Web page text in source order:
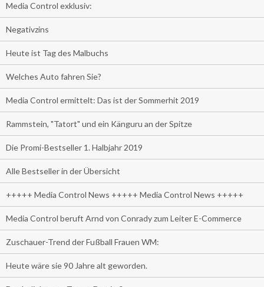
Media Control exklusiv:
Negativzins
Heute ist Tag des Malbuchs
Welches Auto fahren Sie?
Media Control ermittelt: Das ist der Sommerhit 2019
Rammstein, "Tatort" und ein Känguru an der Spitze
Die Promi-Bestseller 1. Halbjahr 2019
Alle Bestseller in der Übersicht
+++++ Media Control News +++++ Media Control News +++++
Media Control beruft Arnd von Conrady zum Leiter E-Commerce
Zuschauer-Trend der Fußball Frauen WM:
Heute wäre sie 90 Jahre alt geworden.